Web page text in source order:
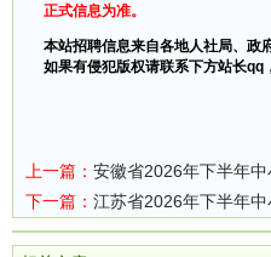
正式信息为准。
本站招聘信息来自各地人社局、政
如果有侵犯版权请联系下方站长qq
上一篇： 安徽省2026年下半年
下一篇： 江苏省2026年下半年